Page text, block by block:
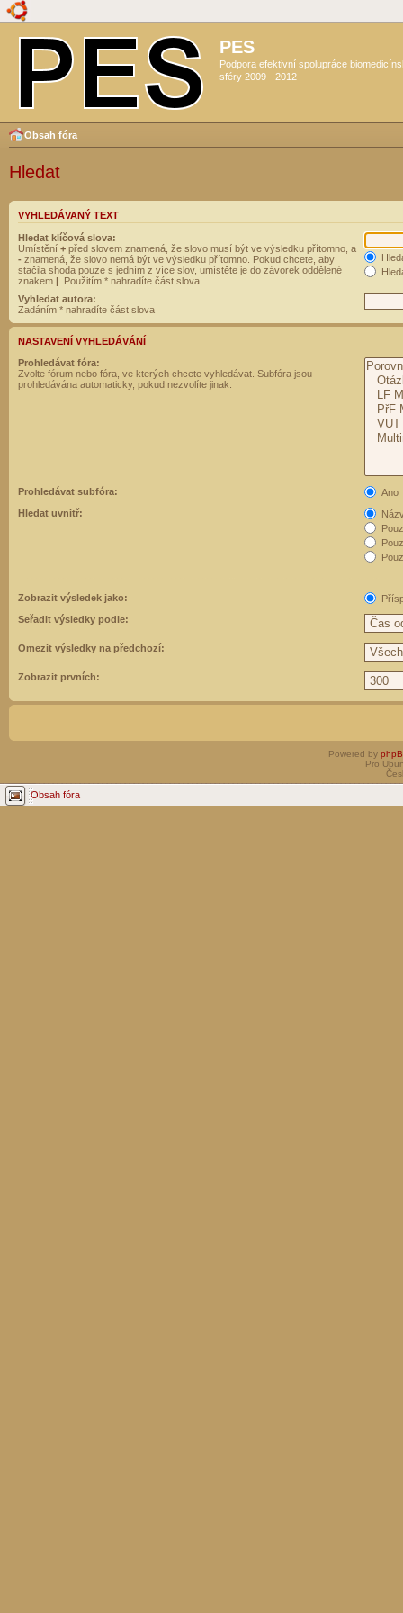
PES
Podpora efektivní spolupráce
sféry 2009 - 2012
Obsah fóra
Hledat
VYHLEDÁVANÝ TEXT
Hledat klíčová slova:
Umístění + před slovem znamená, že slovo musí být ve výsledku přítomno, a
- znamená, že slovo nemá být ve výsledku přítomno. Pokud chcete, aby
stačila shoda pouze s jedním z více slov, umístěte je do závorek oddělené
znakem | . Použitím * nahradíte část slova
Vyhledat autora:
Zadáním * nahradíte část slova
NASTAVENÍ VYHLEDÁVÁNÍ
Prohledávat fóra:
Zvolte fórum nebo fóra, ve kterých chcete vyhledávat. Subfóra jsou
prohledávána automaticky, pokud nezvolíte jinak.
Prohledávat subfóra:
Ano
Hledat uvnitř:
Zobrazit výsledek jako:
Seřadit výsledky podle:
Omezit výsledky na předchozí:
Zobrazit prvních:
Powered by
Pro
Obsah fóra